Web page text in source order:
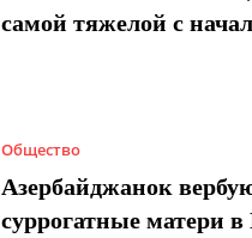
самой тяжелой с
Общество
Азербайджанок
суррогатные матери в